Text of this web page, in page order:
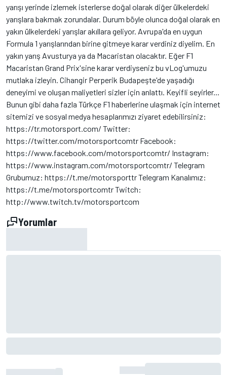
yarışı yerinde izlemek isterlerse doğal olarak diğer ülkelerdeki
yarışlara bakmak zorundalar. Durum böyle olunca doğal olarak en
yakın ülkelerdeki yarışlar akıllara geliyor. Avrupa'da en uygun
Formula 1 yarışlarından birine gitmeye karar verdiniz diyelim. En
yakın yarış Avusturya ya da Macaristan olacaktır. Eğer F1
Macaristan Grand Prix'sine karar verdiyseniz bu vLog'umuzu
mutlaka izleyin. Cihangir Perperik Budapeşte'de yaşadığı
deneyimi ve oluşan maliyetleri sizler için anlattı. Keyifli seyirler...
Bunun gibi daha fazla Türkçe F1 haberlerine ulaşmak için internet
sitemizi ve sosyal medya hesaplarımızı ziyaret edebilirsiniz:
https://tr.motorsport.com/ Twitter:
https://twitter.com/motorsportcomtr Facebook:
https://www.facebook.com/motorsportcomtr/ Instagram:
https://www.instagram.com/motorsportcomtr/ Telegram
Grubumuz: https://t.me/motorsporttr Telegram Kanalımız:
https://t.me/motorsportcomtr Twitch:
http://www.twitch.tv/motorsportcom
Yorumlar